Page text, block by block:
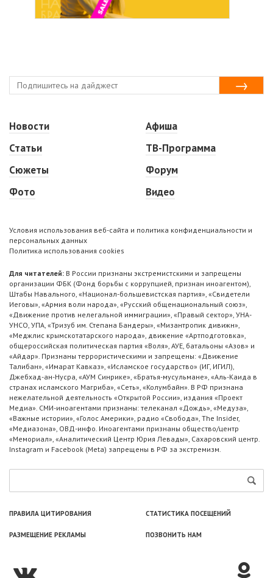
Новости
Статьи
Сюжеты
Фото
Афиша
ТВ-Программа
Форум
Видео
Условия использования веб-сайта и политика конфиденциальности и
персональных данных
Политика использования cookies
Для читателей: В России признаны экстремистскими и запрещены
организации ФБК (Фонд борьбы с коррупцией, признан иноагентом),
Штабы Навального, «Национал-большевистская партия», «Свидетели
Иеговы», «Армия воли народа», «Русский общенациональный союз»,
«Движение против нелегальной иммиграции», «Правый сектор», УНА-
УНСО, УПА, «Тризуб им. Степана Бандеры», «Мизантропик дивижн»,
«Меджлис крымскотатарского народа», движение «Артподготовка»,
общероссийская политическая партия «Воля», АУЕ, батальоны «Азов» и
«Айдар». Признаны террористическими и запрещены: «Движение
Талибан», «Имарат Кавказ», «Исламское государство» (ИГ, ИГИЛ),
Джебхад-ан-Нусра, «АУМ Синрике», «Братья-мусульмане», «Аль-Каида в
странах исламского Магриба», «Сеть», «Колумбайн». В РФ признана
нежелательной деятельность «Открытой России», издания «Проект
Медиа». СМИ-иноагентами признаны: телеканал «Дождь», «Медуза»,
«Важные истории», «Голос Америки», радио «Свобода», The Insider,
«Медиазона», ОВД-инфо. Иноагентами признаны общество/центр
«Мемориал», «Аналитический Центр Юрия Левады», Сахаровский центр.
Instagram и Facebook (Metа) запрещены в РФ за экстремизм.
ПРАВИЛА ЦИТИРОВАНИЯ СТАТИСТИКА ПОСЕЩЕНИЙ
РАЗМЕЩЕНИЕ РЕКЛАМЫ ПОЗВОНИТЬ НАМ